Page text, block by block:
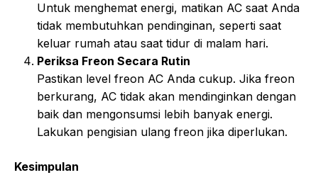
Untuk menghemat energi, matikan AC saat Anda
tidak membutuhkan pendinginan, seperti saat
keluar rumah atau saat tidur di malam hari.
Periksa Freon Secara Rutin
Pastikan level freon AC Anda cukup. Jika freon
berkurang, AC tidak akan mendinginkan dengan
baik dan mengonsumsi lebih banyak energi.
Lakukan pengisian ulang freon jika diperlukan.
Kesimpulan